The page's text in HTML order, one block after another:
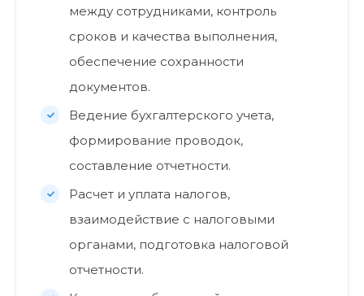
между сотрудниками, контроль
сроков и качества выполнения,
обеспечение сохранности
документов.
Ведение бухгалтерского учета,
формирование проводок,
составление отчетности.
Расчет и уплата налогов,
взаимодействие с налоговыми
органами, подготовка налоговой
отчетности.